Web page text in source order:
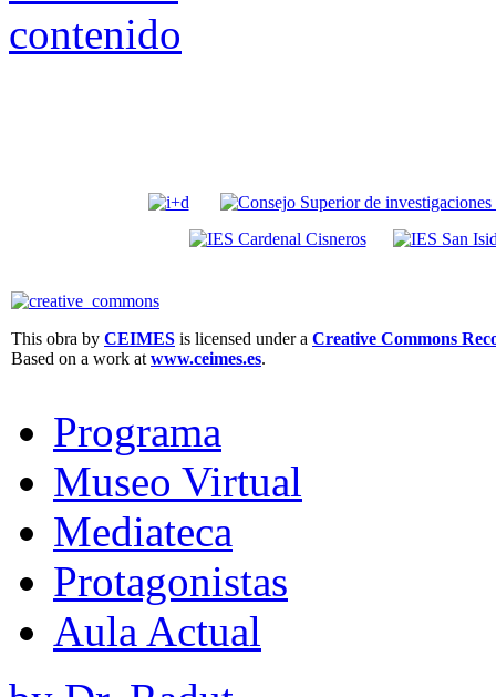
This obra by CEIMES is licensed under a Creative Commons
Based on a work at www.ceimes.es.
Programa
Museo Virtual
Mediateca
Protagonistas
Aula Actual